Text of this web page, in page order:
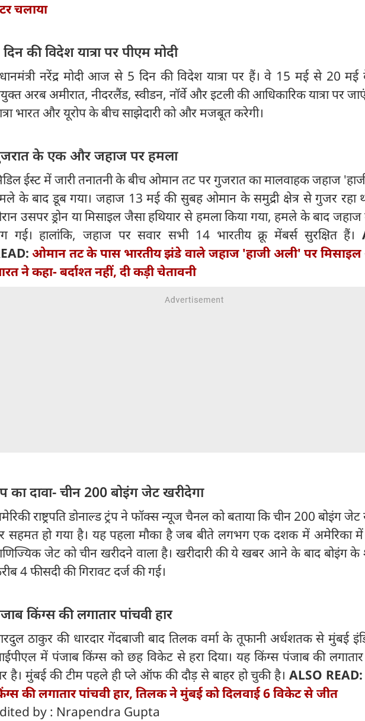
चलाया
की विदेश यात्रा पर पीएम मोदी
नरेंद्र मोदी आज से 5 दिन की विदेश यात्रा पर हैं। वे 15 मई से 20
अरब अमीरात, नीदरलैंड, स्वीडन, नॉर्वे और इटली की आधिकारिक यात्रा पर
भारत और यूरोप के बीच साझेदारी को और मजबूत करेगी।
के एक और जहाज पर हमला
ईस्ट में जारी तनातनी के बीच ओमान तट पर गुजरात का मालवाहक जहाज
के बाद डूब गया। जहाज 13 मई की सुबह ओमान के समुद्री क्षेत्र से गुजर रहा
उसपर ड्रोन या मिसाइल जैसा हथियार से हमला किया गया, हमले के बाद
गई। हालांकि, जहाज पर सवार सभी 14 भारतीय क्रू मेंबर्स सुरक्षित हैं।
ओमान तट के पास भारतीय झंडे वाले जहाज 'हाजी अली' पर
ने कहा- बर्दाश्त नहीं, दी कड़ी चेतावनी
का दावा- चीन 200 बोइंग जेट खरीदेगा
राष्ट्रपति डोनाल्ड ट्रंप ने फॉक्स न्यूज चैनल को बताया कि चीन 200 बोइंग
सहमत हो गया है। यह पहला मौका है जब बीते लगभग एक दशक में अमेरिका में
जेट को चीन खरीदने वाला है। खरीदारी की ये खबर आने के बाद बोइंग
4 फीसदी की गिरावट दर्ज की गई।
किंग्स की लगातार पांचवी हार
ठाकुर की धारदार गेंदबाजी बाद तिलक वर्मा के तूफानी अर्धशतक से मुंबई
में पंजाब किंग्स को छह विकेट से हरा दिया। यह किंग्स पंजाब की लगातार
है। मुंबई की टीम पहले ही प्ले ऑफ की दौड़ से बाहर हो चुकी है।ALSO
की लगातार पांचवी हार, तिलक ने मुंबई को दिलवाई 6 विकेट से जीत
by : Nrapendra Gupta